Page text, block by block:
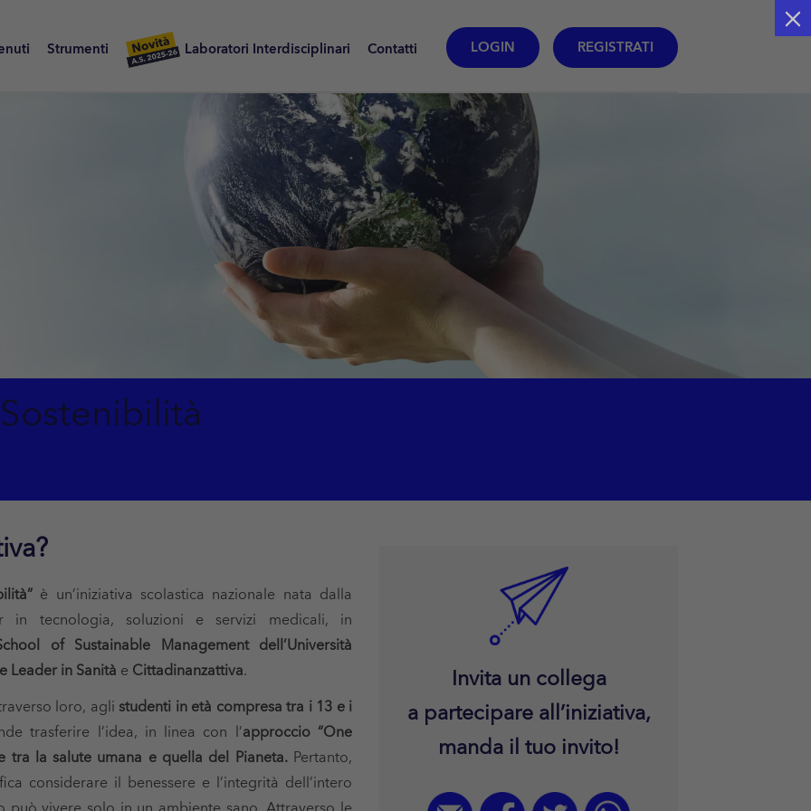
Strumenti Laboratori Interdisciplinari Contatti LOGIN REGISTRATI
è un’iniziativa scolastica nazionale nata dalla
in tecnologia, soluzioni e servizi medicali, in
of Sustainable Management dell’Università
Leader in Sanità e Cittadinanzattiva.
loro, agli studenti in età compresa tra i 13 e i
trasferire l’idea, in linea con l’approccio “One
tra la salute umana e quella del Pianeta. Pertanto,
considerare il benessere e l’integrità dell’intero
Invita un collega
a partecipare all’iniziativa,
manda il tuo invito!